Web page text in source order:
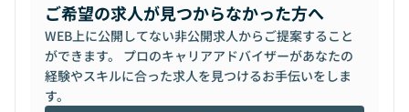
ご希望の求人が見つからなかった方へ
WEB上に公開してない非公開求人からご提案すること
ができます。 プロのキャリアアドバイザーがあなたの
経験やスキルに合った求人を見つけるお手伝いをしま
す。